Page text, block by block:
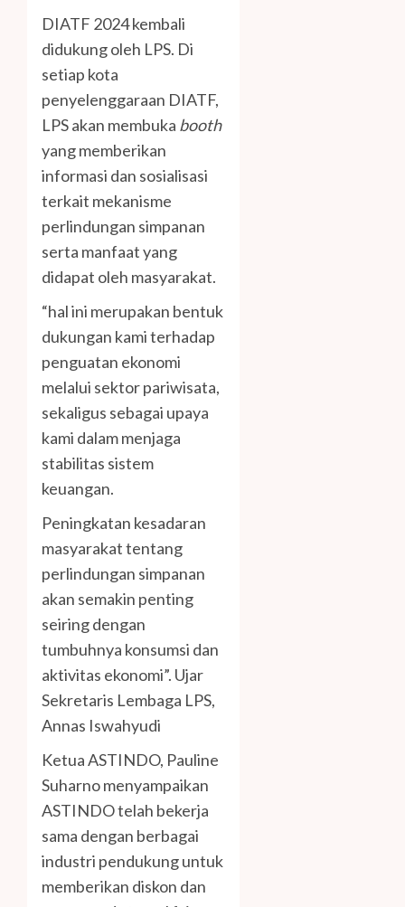
DIATF 2024 kembali
didukung oleh LPS. Di
setiap kota
penyelenggaraan DIATF,
LPS akan membuka booth
yang memberikan
informasi dan sosialisasi
terkait mekanisme
perlindungan simpanan
serta manfaat yang
didapat oleh masyarakat.
“hal ini merupakan bentuk
dukungan kami terhadap
penguatan ekonomi
melalui sektor pariwisata,
sekaligus sebagai upaya
kami dalam menjaga
stabilitas sistem
keuangan.
Peningkatan kesadaran
masyarakat tentang
perlindungan simpanan
akan semakin penting
seiring dengan
tumbuhnya konsumsi dan
aktivitas ekonomi”. Ujar
Sekretaris Lembaga LPS,
Annas Iswahyudi
Ketua ASTINDO, Pauline
Suharno menyampaikan
ASTINDO telah bekerja
sama dengan berbagai
industri pendukung untuk
memberikan diskon dan